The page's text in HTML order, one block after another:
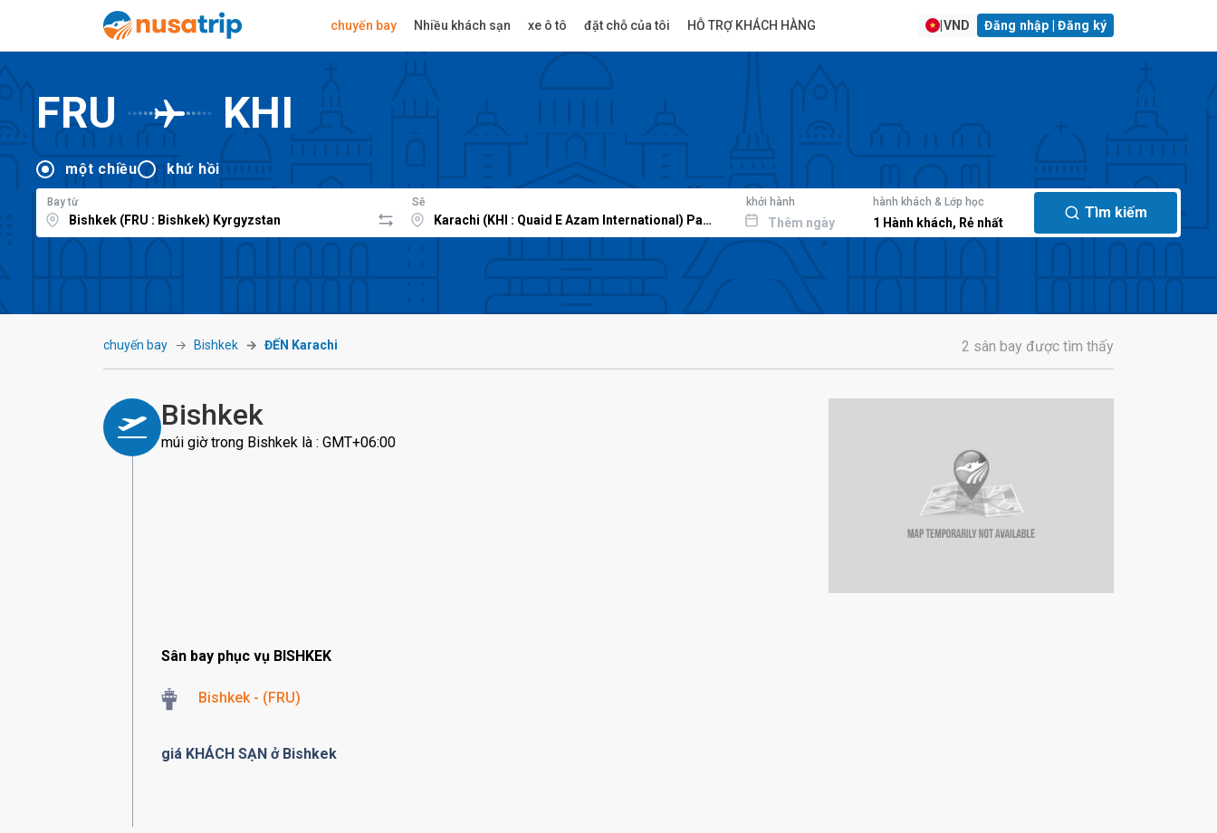
chuyến bay Nhiều khách sạn xe ô tô đặt chỗ của tôi HỖ TRỢ KHÁCH HÀNG VND Đăng nhập | Đăng ký
FRU KHI
một chiều khứ hồi
Bay từ Sẽ khởi hành
Thêm ngày
hành khách & Lớp học
1 Hành khách, Rẻ nhất
Tìm kiếm
chuyến bay Bishkek ĐẾN Karachi 2 sân bay được tìm thấy
Bishkek
múi giờ trong Bishkek là : GMT+06:00
Sân bay phục vụ BISHKEK
Bishkek - (FRU)
giá KHÁCH SẠN ở Bishkek